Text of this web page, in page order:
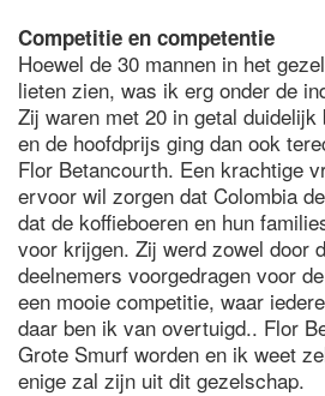
Competitie en competentie
Hoewel de 30 mannen in het
lieten zien, was ik erg onder de
Zij waren met 20 in getal duidelijk
en de hoofdprijs ging dan ook
Flor Betancourth. Een krachtige
ervoor wil zorgen dat Colombia
dat de koffieboeren en hun
voor krijgen. Zij werd zowel door
deelnemers voorgedragen voor
een mooie competitie, waar
daar ben ik van overtuigd.. Flor
Grote Smurf worden en ik weet
enige zal zijn uit dit gezelschap.